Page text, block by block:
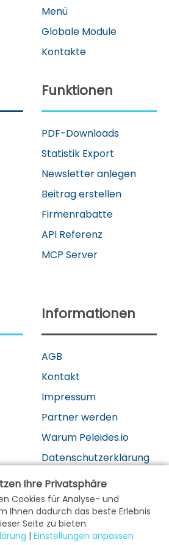
Menü
Globale Module
Kontakte
Funktionen
PDF-Downloads
Statistik Export
Newsletter anlegen
Beitrag erstellen
Firmenrabatte
API Referenz
MCP Server
Informationen
AGB
Kontakt
Impressum
Partner werden
Warum Peleides.io
Datenschutzerklärung
Ihre Privatsphäre
Cookies für Analyse- und
Ihnen dadurch das beste Erlebnis
Seite zu bieten.
| Einstellungen anpassen